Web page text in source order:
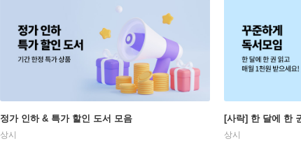
정가 인하 & 특가 할인 도서 모음
상시
[사락] 한 달에 한
상시